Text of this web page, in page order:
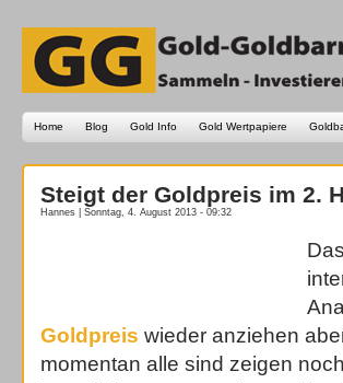
Home Blog Gold Info Gold Wertpapiere
Steigt der Goldpreis im 2.
Hannes | Sonntag, 4. August 2013 - 09:32
Goldpreis wieder anziehen
momentan alle sind zeigen